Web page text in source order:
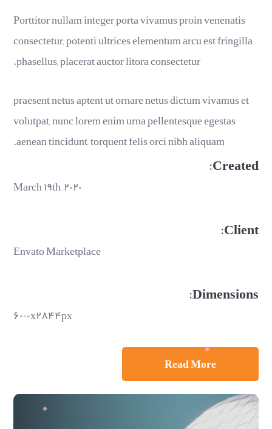
Porttitor nullam integer porta vivamus proin venenatis
consectetur, potenti ultrices elementum arcu est fringilla
phasellus, placerat auctor litora consectetur.
praesent netus aptent ut ornare netus dictum vivamus et
volutpat, nunc lorem enim urna pellentesque egestas
aenean tincidunt, torquent felis orci nibh aliquam.
Created:
March ۱۹th, ۲۰۲۰
Client:
Envato Marketplace
Dimensions:
۶۰۰۰x۲۸۴۴px
Read More